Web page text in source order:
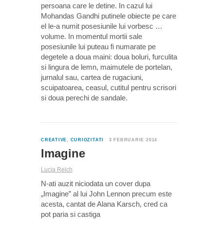
persoana care le detine. In cazul lui
Mohandas Gandhi putinele obiecte pe care
el le-a numit posesiunile lui vorbesc …
volume. In momentul mortii sale
posesiunile lui puteau fi numarate pe
degetele a doua maini: doua boluri, furculita
si lingura de lemn, maimutele de portelan,
jurnalul sau, cartea de rugaciuni,
scuipatoarea, ceasul, cutitul pentru scrisori
si doua perechi de sandale.
CREATIVE CURIOZITATI 3 FEBRUARIE 2014
Imagine
Lucia Reich
N-ati auzit niciodata un cover dupa
„Imagine” al lui John Lennon precum este
acesta, cantat de Alana Karsch, cred ca
pot paria si castiga